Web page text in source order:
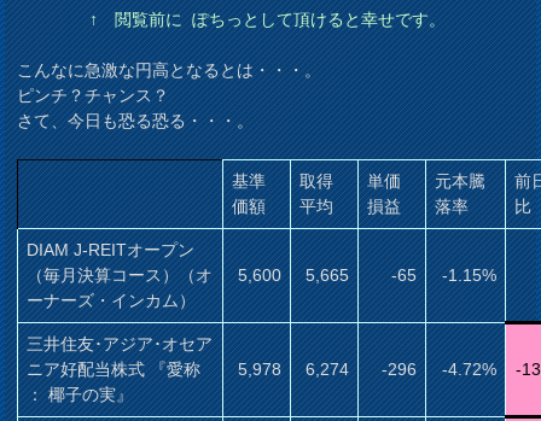
↑ 閲覧前に ぽちっとして頂けると幸せです。
こんなに急激な円高となるとは・・・。
ピンチ？チャンス？
さて、今日も恐る恐る・・・。
基準
価額
取得
平均
単価
損益
元本騰
落率
前
比
DIAM J-REITオープン
（毎月決算コース）（オ
ーナーズ・インカム）
5,600 5,665 -65 -1.15%
三井住友･アジア･オセア
ニア好配当株式 『愛称
： 椰子の実』
5,978 6,274 -296 -4.72% -